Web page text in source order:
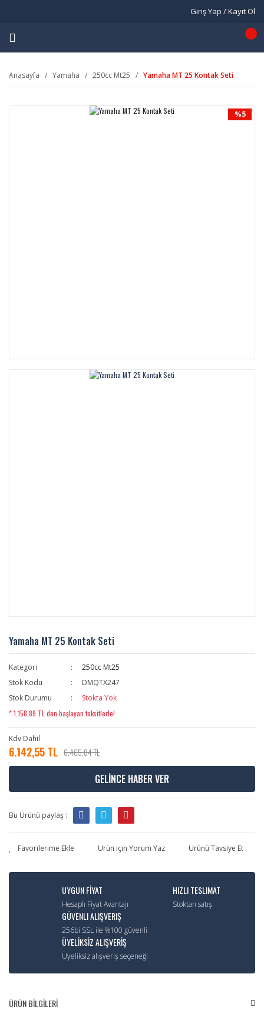
Giriş Yap / Kayıt Ol
Anasayfa Yamaha 250cc Mt25 Yamaha MT 25 Kontak Seti
%5
Yamaha MT 25 Kontak Seti
Kategori
250cc Mt25
Stok Kodu
DMQTX247
Stok Durumu
Stokta Yok
* 1.158,89 TL den başlayan taksitlerle!
Kdv Dahil
6.142,55 TL 6.465,84 TL
GELİNCE HABER VER
Bu Ürünü paylaş :
Ürün için Yorum Yaz Ürünü Tavsiye Et
UYGUN FİYAT
Hesaplı Fiyat Avantajı
HIZLI TESLIMAT
Stoktan satış
GÜVENLI ALIŞVERIŞ
256bi SSL ile %100 güvenli
ÜYELİKSİZ ALIŞVERİŞ
Üyeliksiz alışveriş seçeneği
ÜRÜN BİLGİLERİ